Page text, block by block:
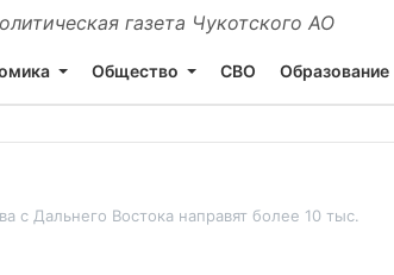
газета Чукотского АО
Общество СВО Образование
с Дальнего Востока направят более 10 тыс.